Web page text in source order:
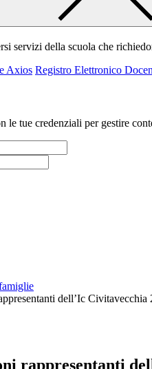
servizi della scuola che
Axios Registro Elettronico
le tue credenziali per gestire
dell’Ic Civitavecchia
rappresentanti